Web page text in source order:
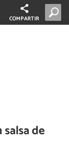
COMPARTIR
de